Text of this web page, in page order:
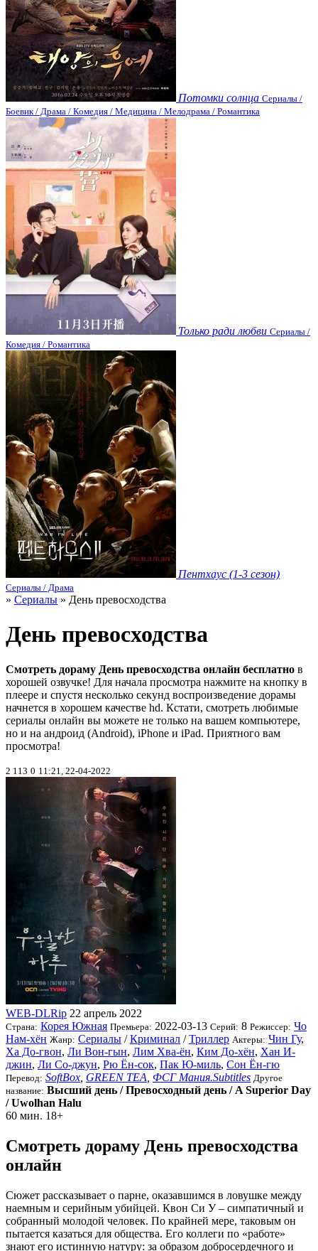
Потомки солнца Сериалы /
Боевик / Драма / Комедия / Медицина / Мелодрама / Романтика
Только ради любви Сериалы /
Комедия / Романтика
Пентхаус (1-3 сезон)
Сериалы / Драма
» Сериалы » День превосходства
День превосходства
Смотреть дораму День превосходства онлайн бесплатно в
хорошей озвучке! Для начала просмотра нажмите на кнопку в
плеере и спустя несколько секунд воспроизведение дорамы
начнется в хорошем качестве hd. Кстати, смотреть любимые
сериалы онлайн вы можете не только на вашем компьютере,
но и на андроид (Android), iPhone и iPad. Приятного вам
просмотра!
2 113 0 11:21, 22-04-2022
WEB-DLRip 22 апрель 2022
Страна: Корея Южная Премьера: 2022-03-13 Серий: 8 Режиссер: Чо
Нам-хён Жанр: Сериалы /Криминал /Триллер Актеры: Чин Гу,
Ха До-гвон, Ли Вон-гын, Лим Хва-ён, Ким До-хён, Хан И-
джин, Ли Со-джун, Рю Ён-сок, Пак Ю-миль, Сон Ён-гю
Перевод: SoftBox GREEN TEA ФСГ Мания.Subtitles Другое
название: Высший день / Превосходный день / A Superior Day
/ Uwolhan Halu
60 мин. 18+
Смотреть дораму День превосходства
онлайн
Сюжет рассказывает о парне, оказавшимся в ловушке между
наемным и серийным убийцей. Квон Си У – симпатичный и
собранный молодой человек. По крайней мере, таковым он
пытается казаться для общества. Его коллеги по «работе»
знают его истинную натуру: за образом добросердечного и